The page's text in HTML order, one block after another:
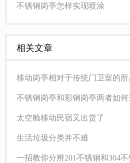
不锈钢岗亭怎样实现喷涂
相关文章
移动岗亭相对于传统门卫室的
不锈钢岗亭和彩钢岗亭两者如
太空舱移动民宿又出货了
生活垃圾分类并不难
一招教你分辨201不锈钢和304